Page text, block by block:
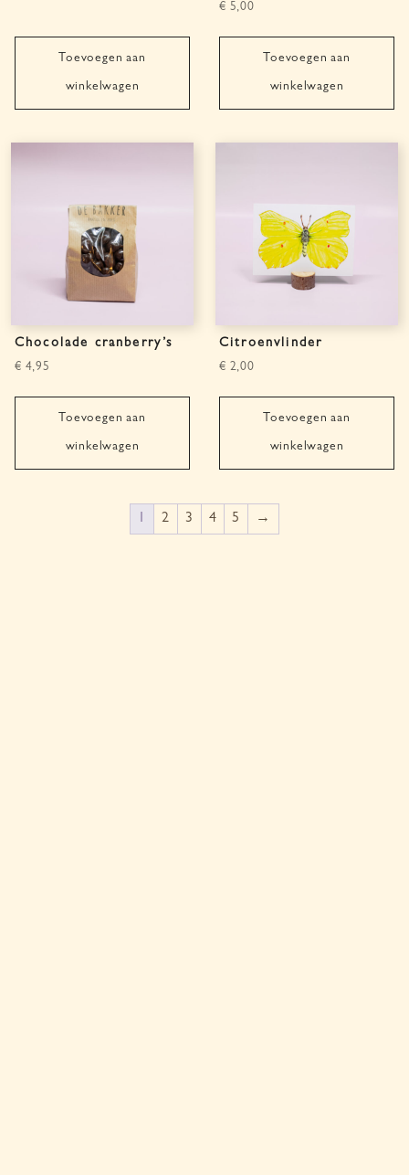
Toevoegen aan
winkelwagen
€ 5,00
Toevoegen aan
winkelwagen
Chocolade cranberry’s
€ 4,95
Toevoegen aan
winkelwagen
Citroenvlinder
€ 2,00
Toevoegen aan
winkelwagen
1 2 3 4 5 →